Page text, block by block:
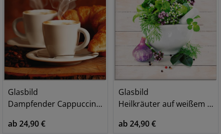
Glasbild
Dampfender Cappuccino und Croissant
ab 24,90 €
Glasbild
Heilkräuter auf weißem Hintergrund Küche
ab 24,90 €